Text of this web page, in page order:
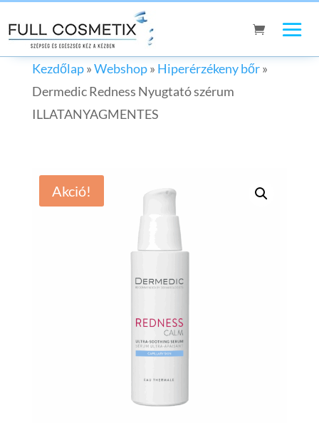
Kezdőlap»Webshop» Hiperérzékeny bőr»
Dermedic Redness Nyugtató szérum
ILLATANYAGMENTES
Akció!